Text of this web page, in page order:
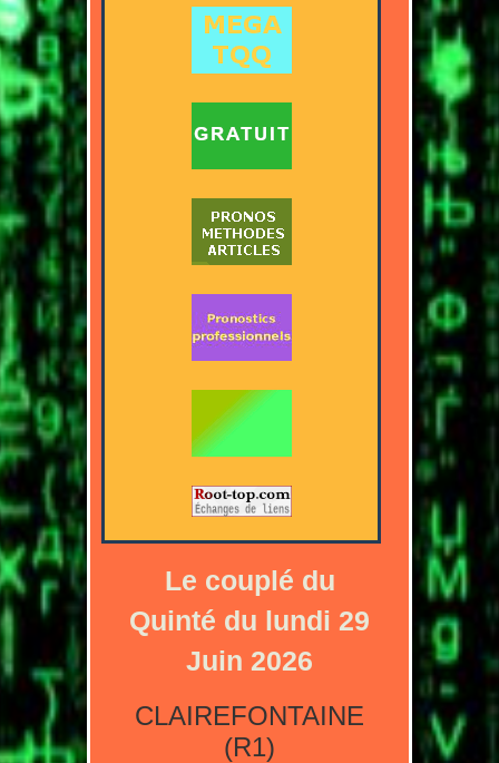
Le couplé du
Quinté du lundi 29
Juin 2026
CLAIREFONTAINE
(R1)